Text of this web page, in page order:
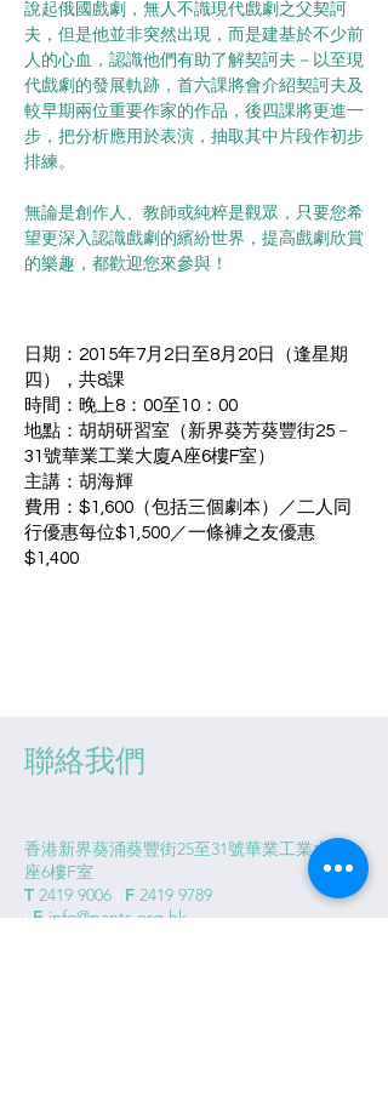
說起俄國戲劇，無人不識現代戲劇之父契訶
夫，但是他並非突然出現，而是建基於不少前
人的心血，認識他們有助了解契訶夫－以至現
代戲劇的發展軌跡，首六課將會介紹契訶夫及
較早期兩位重要作家的作品，後四課將更進一
步，把分析應用於表演，抽取其中片段作初步
排練。
無論是創作人、教師或純粹是觀眾，只要您希
望更深入認識戲劇的繽紛世界，提高戲劇欣賞
的樂趣，都歡迎您來參與！
日期：2015年7月2日至8月20日（逢星期
四），共8課
時間：晚上8：00至10：00
地點：胡胡研習室（新界葵芳葵豐街25﹣
31號華業工業大廈A座6樓F室）
主講：胡海輝
費用：$1,600（包括三個劇本）／二人同
行優惠每位$1,500／一條褲之友優惠
$1,400
聯絡我們
香港新界葵涌葵豐街25至31號華業工業大廈A
座6樓F室
T 2419 9006 F 2419 9789
E info@pants.org.hk